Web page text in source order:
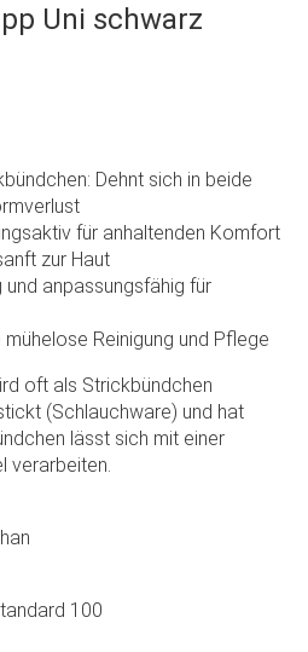
Uni schwarz
Dehnt sich in beide
für anhaltenden Komfort
zur Haut
anpassungsfähig für
Reinigung und Pflege
oft als Strickbündchen
(Schlauchware) und hat
lässt sich mit einer
verarbeiten.
100